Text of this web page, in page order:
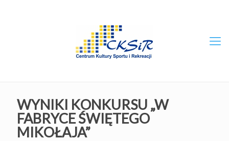
WYNIKI KONKURSU „W
FABRYCE ŚWIĘTEGO
MIKOŁAJA”